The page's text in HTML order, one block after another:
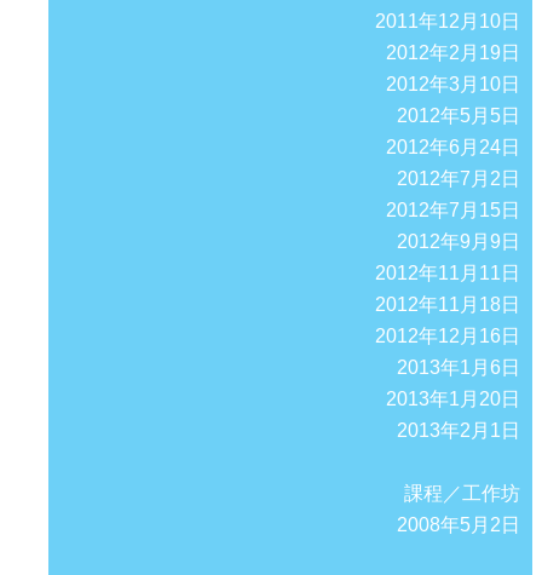
2011年12月10日
2012年2月19日
2012年3月10日
2012年5月5日
2012年6月24日
2012年7月2日
2012年7月15日
2012年9月9日
2012年11月11日
2012年11月18日
2012年12月16日
2013年1月6日
2013年1月20日
2013年2月1日
課程／工作坊
2008年5月2日